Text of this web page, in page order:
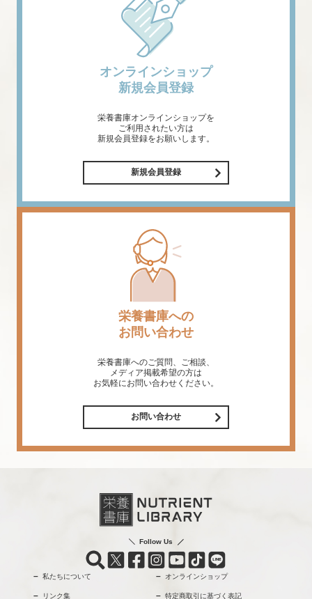
オンラインショップ
新規会員登録
栄養書庫オンラインショップを
ご利用されたい方は
新規会員登録をお願いします。
新規会員登録
栄養書庫への
お問い合わせ
栄養書庫へのご質問、ご相談、
メディア掲載希望の方は
お気軽にお問い合わせください。
お問い合わせ
Follow Us
私たちについて オンラインショップ
リンク集 特定商取引に基づく表記